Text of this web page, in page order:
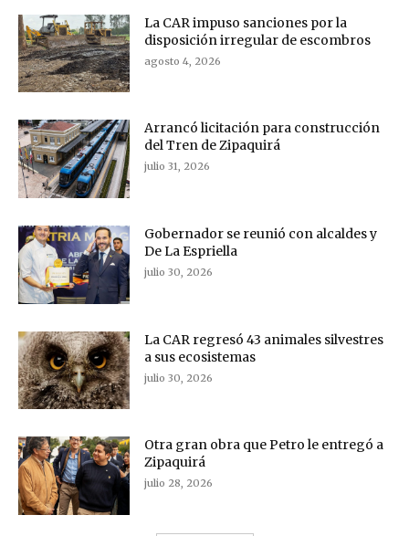
La CAR impuso sanciones por la
disposición irregular de escombros
agosto 4, 2026
Arrancó licitación para construcción
del Tren de Zipaquirá
julio 31, 2026
Gobernador se reunió con alcaldes y
De La Espriella
julio 30, 2026
La CAR regresó 43 animales silvestres
a sus ecosistemas
julio 30, 2026
Otra gran obra que Petro le entregó a
Zipaquirá
julio 28, 2026